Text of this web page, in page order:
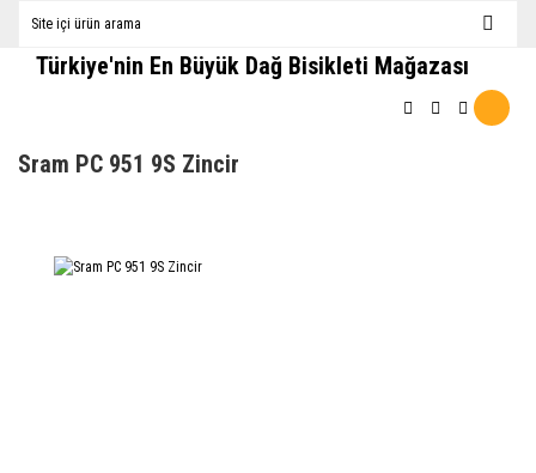
Türkiye'nin En Büyük Dağ Bisikleti Mağazası
Sram PC 951 9S Zincir